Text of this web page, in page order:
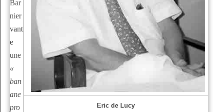
Eric de Lucy
Bar
nier
vant
e
une
«
ban
ane
pro